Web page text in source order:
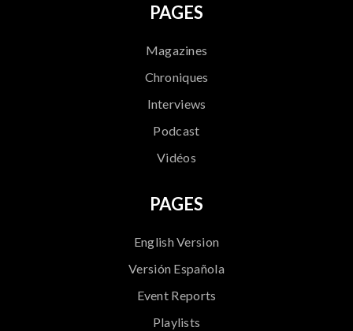
PAGES
Magazines
Chroniques
Interviews
Podcast
Vidéos
PAGES
English Version
Versión Española
Event Reports
Playlists